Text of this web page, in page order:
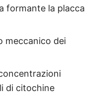
formante la placca
meccanico dei
di citochine